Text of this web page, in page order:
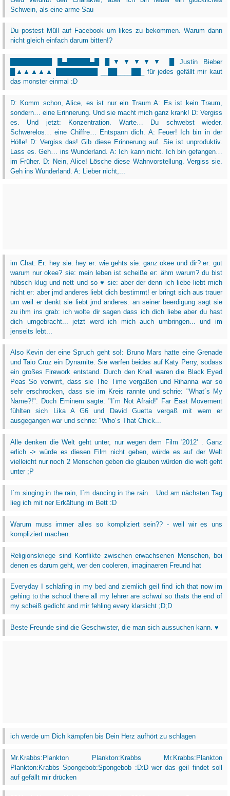
Schwein, als eine arme Sau
Du postest Müll auf Facebook um likes zu bekommen. Warum dann
nicht gleich einfach darum bitten!?
█████████ █▄█████▄█ █▼▼▼▼▼ █ Justin Bieber
█▲▲▲▲▲ █████████ __██____██_ für jedes gefällt mir kaut
das monster einmal :D
D: Komm schon, Alice, es ist nur ein Traum A: Es ist kein Traum,
sondern… eine Erinnerung. Und sie macht mich ganz krank! D: Vergiss
es. Und jetzt: Konzentration. Warte… Du schwebst wieder.
Schwerelos… eine Chiffre… Entspann dich. A: Feuer! Ich bin in der
Hölle! D: Vergiss das! Gib diese Erinnerung auf. Sie ist unproduktiv.
Lass es. Geh… ins Wunderland. A: Ich kann nicht. Ich bin gefangen…
im Früher. D: Nein, Alice! Lösche diese Wahnvorstellung. Vergiss sie.
Geh ins Wunderland. A: Lieber nicht,...
im Chat: Er: hey sie: hey er: wie gehts sie: ganz okee und dir? er: gut
warum nur okee? sie: mein leben ist scheiße er: ähm warum? du bist
hübsch klug und nett und so ♥ sie: aber der denn ich liebe liebt mich
nicht er: aber jmd anderes liebt dich bestimmt! er bringt sich aus trauer
um weil er denkt sie liebt jmd anderes. an seiner beerdigung sagt sie
zu ihm ins grab: ich wolte dir sagen dass ich dich liebe aber du hast
dich umgebracht... jetzt werd ich mich auch umbringen... und im
jenseits lebt...
Also Kevin der eine Spruch geht so!: Bruno Mars hatte eine Grenade
und Taio Cruz ein Dynamite. Sie warfen beides auf Katy Perry, sodass
ein großes Firework entstand. Durch den Knall waren die Black Eyed
Peas So verwirrt, dass sie The Time vergaßen und Rihanna war so
sehr erschrocken, dass sie im Kreis rannte und schrie: "What´s My
Name?!". Doch Eminem sagte: "I`m Not Afraid!" Far East Movement
fühlten sich Lika A G6 und David Guetta vergaß mit wem er
ausgegangen war und schrie: "Who´s That Chick...
Alle denken die Welt geht unter, nur wegen dem Film '2012' . Ganz
erlich -> würde es diesen Film nicht geben, würde es auf der Welt
vielleicht nur noch 2 Menschen geben die glauben würden die welt geht
unter ;P
I´m singing in the rain, I´m dancing in the rain... Und am nächsten Tag
lieg ich mit ner Erkältung im Bett :D
Warum muss immer alles so kompliziert sein?? - weil wir es uns
kompliziert machen.
Religionskriege sind Konflikte zwischen erwachsenen Menschen, bei
denen es darum geht, wer den cooleren, imaginaeren Freund hat
Everyday I schlafing in my bed and ziemlich geil find ich that now im
gehing to the school there all my lehrer are schwul so thats the end of
my scheiß gedicht and mir fehling every klarsicht ;D;D
Beste Freunde sind die Geschwister, die man sich aussuchen kann. ♥
ich werde um Dich kämpfen bis Dein Herz aufhört zu schlagen
Mr.Krabbs:Plankton Plankton:Krabbs Mr.Krabbs:Plankton
Plankton:Krabbs Spongebob:Spongebob :D:D wer das geil findet soll
auf gefällt mir drücken